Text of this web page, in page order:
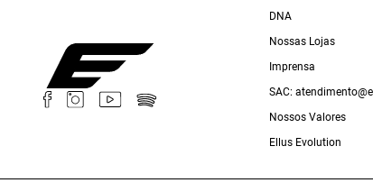
DNA
Nossas Lojas
Imprensa
SAC:
Nossos Valores
Ellus Evolution